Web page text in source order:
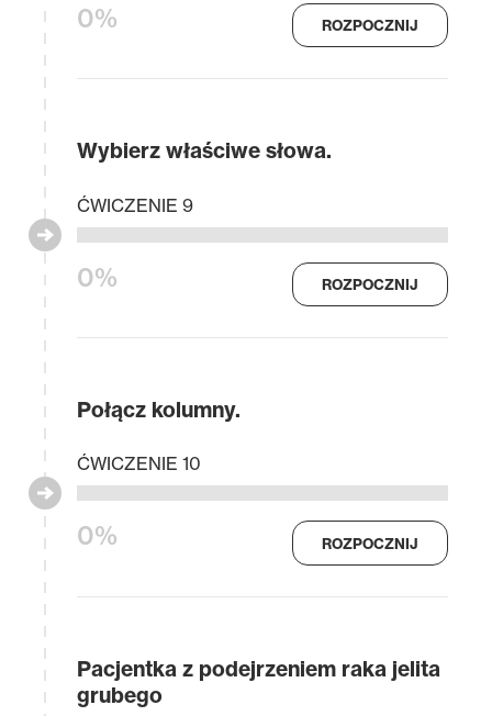
0% ROZPOCZNIJ
Wybierz właściwe słowa.
0%
ĆWICZENIE 9
ROZPOCZNIJ
Połącz kolumny.
0%
ĆWICZENIE 10
ROZPOCZNIJ
Pacjentka z podejrzeniem raka jelita
grubego